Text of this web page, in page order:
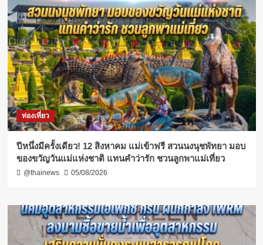
ท่องเที่ยว
ปีหนึ่งมีครั้งเดียว! 12 สิงหาคม แม่เข้าฟรี สวนนงนุชพัทยา มอบ
ของขวัญวันแม่แห่งชาติ แทนคำว่ารัก ชวนลูกพาแม่เที่ยว
@thainews 05/08/2026